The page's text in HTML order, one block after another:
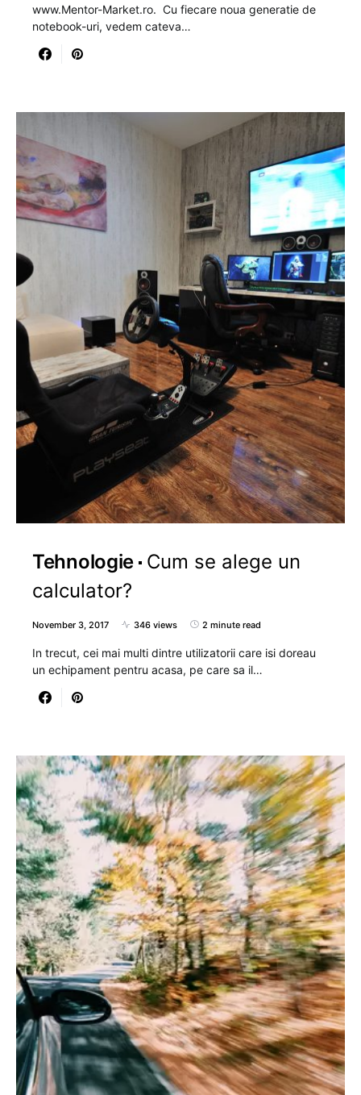
www.Mentor-Market.ro. Cu fiecare noua generatie de
notebook-uri, vedem cateva…
Tehnologie Cum se alege un
calculator?
November 3, 2017 346 views 2 minute read
In trecut, cei mai multi dintre utilizatorii care isi doreau
un echipament pentru acasa, pe care sa il…